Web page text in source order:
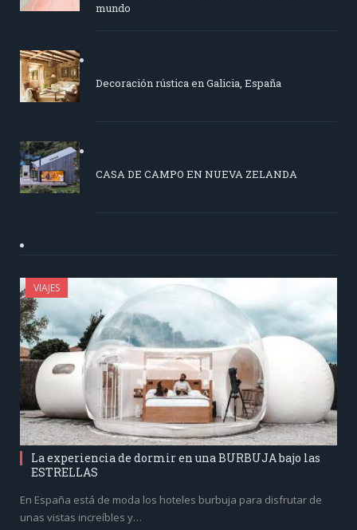
mundo
Decoración rústica en Galicia, España
CASA DE CAMPO EN NUEVA ZELANDA
VIAJES
La experiencia de dormir en una BURBUJA bajo las
ESTRELLAS
En España está de moda los hoteles burbuja para disfrutar de
unas vistas increíbles y…